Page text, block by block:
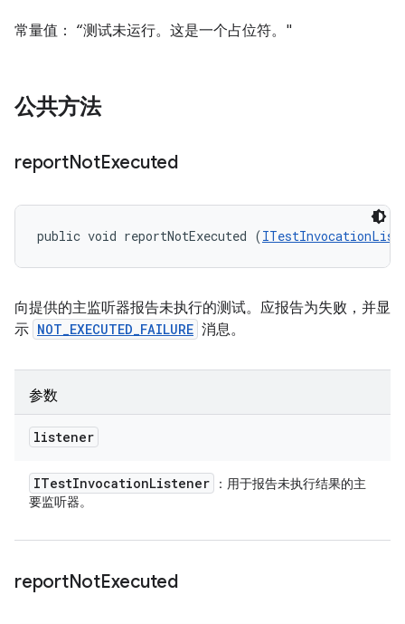
常量值： “测试未运行。这是一个占位符。"
公共方法
reportNotExecuted
public void reportNotExecuted (
向提供的主监听器报告未执行的测试。应报告为失败，并显
示 NOT_EXECUTED_FAILURE 消息。
参数
listener
ITestInvocationListener
：用于报告未执行结果的主
要监听器。
reportNotExecuted